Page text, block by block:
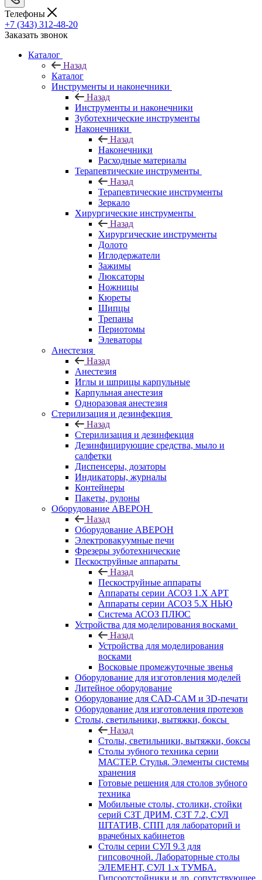
Телефоны
+7 (343) 312-48-20
Заказать звонок
Каталог
Назад
Каталог
Инструменты и наконечники
Назад
Инструменты и наконечники
Зуботехнические инструменты
Наконечники
Назад
Наконечники
Расходные материалы
Терапевтические инструменты
Назад
Терапевтические инструменты
Зеркало
Хирургические инструменты
Назад
Хирургические инструменты
Долото
Иглодержатели
Зажимы
Люксаторы
Ножницы
Кюреты
Шипцы
Трепаны
Периотомы
Элеваторы
Анестезия
Назад
Анестезия
Иглы и шприцы карпульные
Карпульная анестезия
Одноразовая анестезия
Стерилизация и дезинфекция
Назад
Стерилизация и дезинфекция
Дезинфицирующие средства, мыло и
салфетки
Диспенсеры, дозаторы
Индикаторы, журналы
Контейнеры
Пакеты, рулоны
Оборудование АВЕРОН
Назад
Оборудование АВЕРОН
Электровакуумные печи
Фрезеры зуботехнические
Пескоструйные аппараты
Назад
Пескоструйные аппараты
Аппараты серии АСОЗ 1.Х АРТ
Аппараты серии АСОЗ 5.Х НЬЮ
Система АСОЗ ПЛЮС
Устройства для моделирования восками
Назад
Устройства для моделирования
восками
Восковые промежуточные звенья
Оборудование для изготовления моделей
Литейное оборудование
Оборудование для CAD-CAM и 3D-печати
Оборудование для изготовления протезов
Cтолы, светильники, вытяжки, боксы
Назад
Cтолы, светильники, вытяжки, боксы
Столы зубного техника серии
МАСТЕР. Стулья. Элементы системы
хранения
Готовые решения для столов зубного
техника
Мобильные столы, столики, стойки
серий СЗТ ДРИМ, СЗТ 7.2, СУЛ
ШТАТИВ, СПП для лабораторий и
врачебных кабинетов
Столы серии СУЛ 9.3 для
гипсовочной. Лабораторные столы
ЭЛЕМЕНТ, СУЛ 1.х ТУМБА.
Гипсоотстойники и др. сопутствующее